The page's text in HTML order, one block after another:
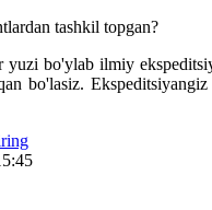
tashkil topgan?
yuzi bo'ylab ilmiy
bo'lasiz.